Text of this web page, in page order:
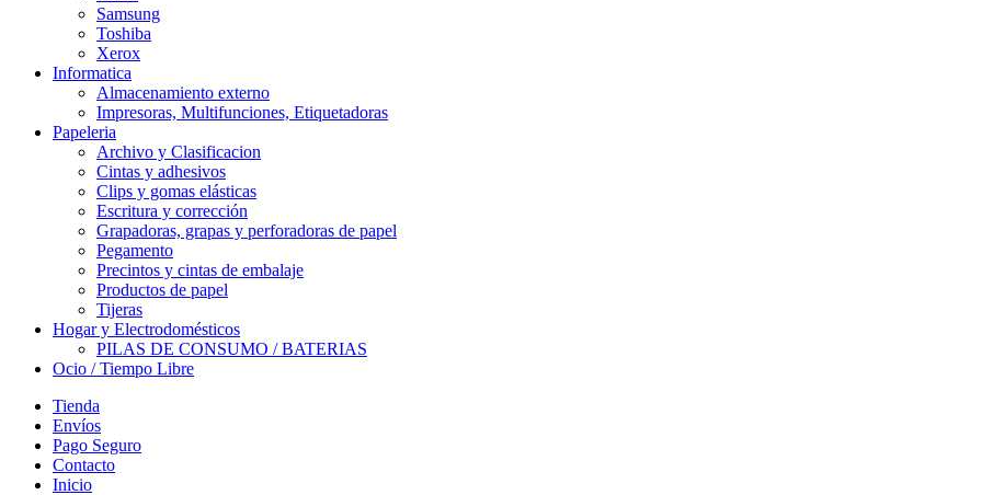
Samsung
Toshiba
Xerox
Informatica
Almacenamiento externo
Impresoras, Multifunciones, Etiquetadoras
Papeleria
Archivo y Clasificacion
Cintas y adhesivos
Clips y gomas elásticas
Escritura y corrección
Grapadoras, grapas y perforadoras de papel
Pegamento
Precintos y cintas de embalaje
Productos de papel
Tijeras
Hogar y Electrodomésticos
PILAS DE CONSUMO / BATERIAS
Ocio / Tiempo Libre
Tienda
Envíos
Pago Seguro
Contacto
Inicio